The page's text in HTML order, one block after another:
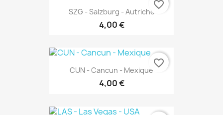
SZG - Salzburg - Autriche
4,00 €
favorite_border
CUN - Cancun - Mexique
4,00 €
favorite_border